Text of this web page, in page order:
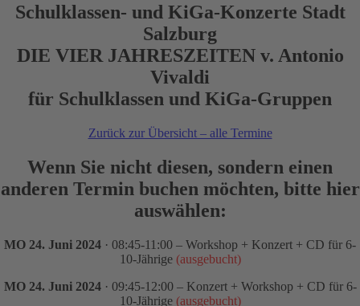
Schulklassen- und KiGa-Konzerte Stadt
Salzburg
DIE VIER JAHRESZEITEN v. Antonio
Vivaldi
für Schulklassen und KiGa-Gruppen
Zurück zur Übersicht – alle Termine
Wenn Sie nicht diesen, sondern einen
anderen Termin buchen möchten, bitte hier
auswählen:
MO 24. Juni 2024 · 08:45-11:00 – Workshop + Konzert + CD für 6-
10-Jährige (ausgebucht)
MO 24. Juni 2024· 09:45-12:00 – Konzert + Workshop + CD für 6-
10-Jährige (ausgebucht)